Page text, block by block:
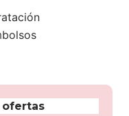
ofertas